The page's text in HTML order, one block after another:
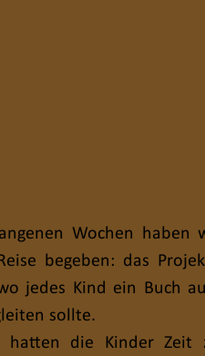
Wochen
begeben: das
jedes Kind ein Buch
sollte.
hatten die Kinder